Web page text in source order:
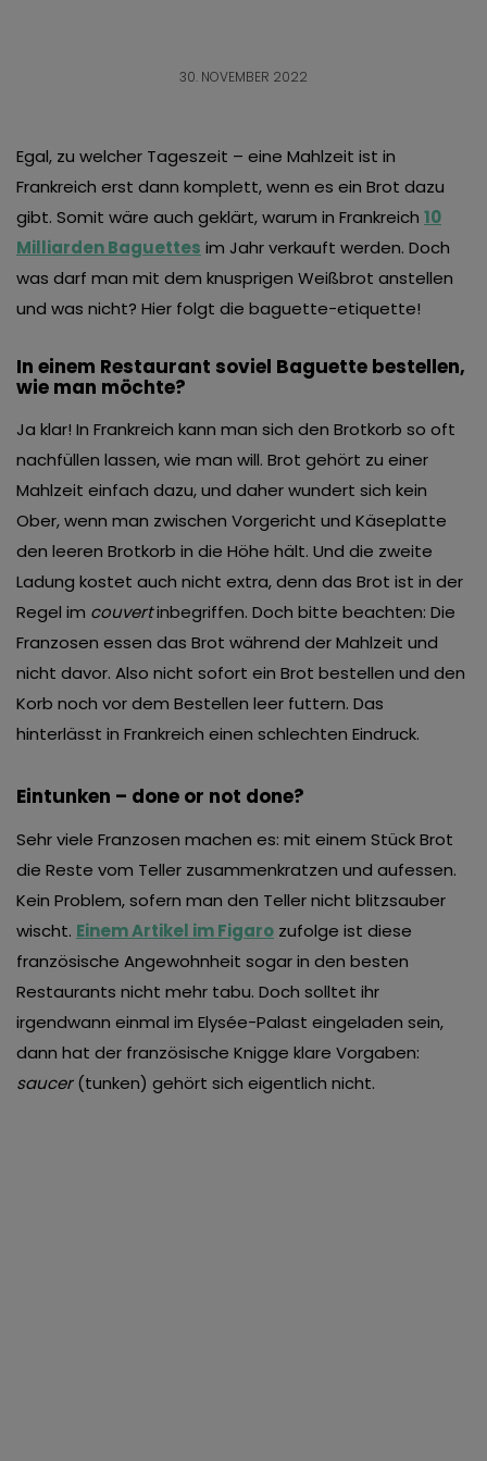
30. NOVEMBER 2022
Egal, zu welcher Tageszeit – eine Mahlzeit ist in
Frankreich erst dann komplett, wenn es ein Brot dazu
gibt. Somit wäre auch geklärt, warum in Frankreich 10
Milliarden Baguettes im Jahr verkauft werden. Doch
was darf man mit dem knusprigen Weißbrot anstellen
und was nicht? Hier folgt die baguette-etiquette!
In einem Restaurant soviel Baguette bestellen,
wie man möchte?
Ja klar! In Frankreich kann man sich den Brotkorb so oft
nachfüllen lassen, wie man will. Brot gehört zu einer
Mahlzeit einfach dazu, und daher wundert sich kein
Ober, wenn man zwischen Vorgericht und Käseplatte
den leeren Brotkorb in die Höhe hält. Und die zweite
Ladung kostet auch nicht extra, denn das Brot ist in der
Regel im couvertinbegriffen. Doch bitte beachten: Die
Franzosen essen das Brot während der Mahlzeit und
nicht davor. Also nicht sofort ein Brot bestellen und den
Korb noch vor dem Bestellen leer futtern. Das
hinterlässt in Frankreich einen schlechten Eindruck.
Eintunken – done or not done?
Sehr viele Franzosen machen es: mit einem Stück Brot
die Reste vom Teller zusammenkratzen und aufessen.
Kein Problem, sofern man den Teller nicht blitzsauber
wischt. Einem Artikel im Figaro zufolge ist diese
französische Angewohnheit sogar in den besten
Restaurants nicht mehr tabu. Doch solltet ihr
irgendwann einmal im Elysée-Palast eingeladen sein,
dann hat der französische Knigge klare Vorgaben:
saucer(tunken) gehört sich eigentlich nicht.